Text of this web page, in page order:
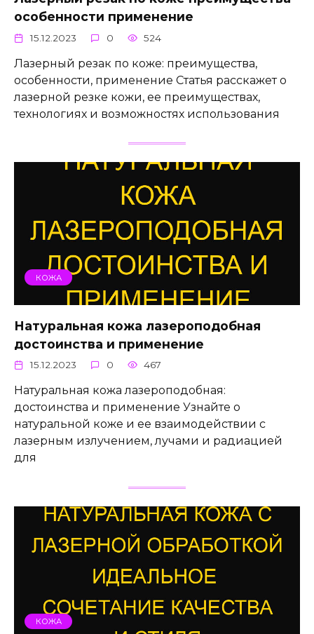
особенности применение
15.12.2023 0 524
Лазерный резак по коже: преимущества,
особенности, применение Статья расскажет о
лазерной резке кожи, ее преимуществах,
технологиях и возможностях использования
КОЖА
Натуральная кожа лазероподобная
достоинства и применение
15.12.2023 0 467
Натуральная кожа лазероподобная:
достоинства и применение Узнайте о
натуральной коже и ее взаимодействии с
лазерным излучением, лучами и радиацией
для
КОЖА